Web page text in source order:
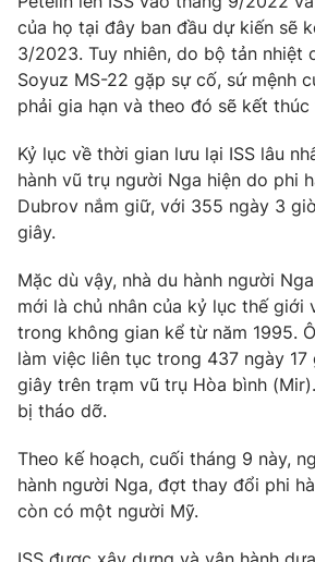
Khán giả
Giải sao mai
Âm nhạc
Sao
Du lịch
Làm đẹp
Chất lượng cuộc sống
Giáo dục
Tuyển sinh
Học trực tuyến
Công nghệ
Hitech Công nghệ tương lai
Sản phẩm
Thị trường
Tư vấn
Giao lưu trực tuyến
Lịch phát sóng
Chuyên mục khác
Emagazine Podcast
Photo
Video Shorts
VTV Money VTV
của họ tại đây ban đầu dự kiến sẽ
3/2023. Tuy nhiên, do bộ tản nhiệt
Soyuz MS-22 gặp sự cố, sứ mệnh
phải gia hạn và theo đó sẽ kết
Kỷ lục về thời gian lưu lại ISS lâu
hành vũ trụ người Nga hiện do phi
Dubrov nắm giữ, với 355 ngày 3
giây.
Mặc dù vậy, nhà du hành người
mới là chủ nhân của kỷ lục thế giới
trong không gian kể từ năm 1995.
làm việc liên tục trong 437 ngày 17
giây trên trạm vũ trụ Hòa bình
bị tháo dỡ.
Theo kế hoạch, cuối tháng 9 này,
hành người Nga, đợt thay đổi phi
còn có một người Mỹ.